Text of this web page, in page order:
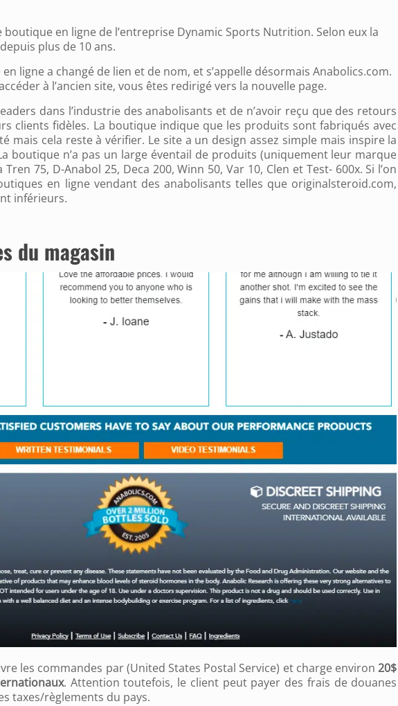
en ligne de l’entreprise Dynamic Sports Nutrition. Selon eux la
plus de 10 ans.
ligne a changé de lien et de nom, et s’appelle désormais Anabolics.com.
à l’ancien site, vous êtes redirigé vers la nouvelle page.
dans l’industrie des anabolisants et de n’avoir reçu que des retours
clients fidèles. La boutique indique que les produits sont fabriqués avec
mais cela reste à vérifier. Le site a un design assez simple mais inspire la
boutique n’a pas un large éventail de produits (uniquement leur marque
Tren 75, D-Anabol 25, Deca 200, Winn 50, Var 10, Clen et Test- 600x. Si l’on
en ligne vendant des anabolisants telles que originalsteroid.com,
inférieurs.
du magasin
les commandes par (United States Postal Service) et charge environ20$
. Attention toutefois, le client peut payer des frais de douanes
taxes/règlements du pays.